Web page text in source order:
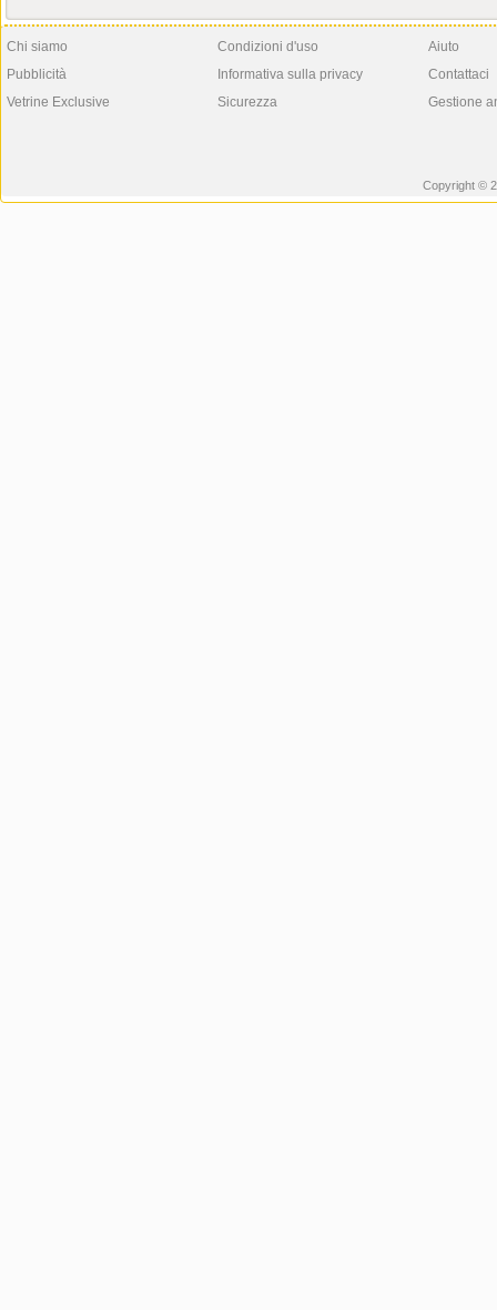
Chi siamo
Pubblicità
Vetrine Exclusive
Condizioni d'uso
Informativa sulla privacy
Sicurezza
Aiuto
Contattaci
Gestione
Copyright ©